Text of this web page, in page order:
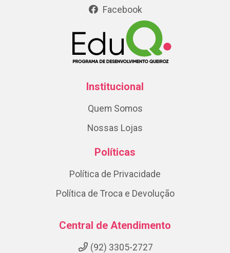
Facebook
Institucional
Quem Somos
Nossas Lojas
Políticas
Política de Privacidade
Política de Troca e Devolução
Central de Atendimento
(92) 3305-2727